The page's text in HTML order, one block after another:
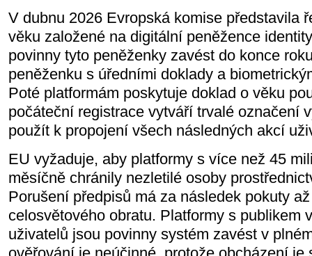
V dubnu 2026 Evropská komise představila
věku založené na digitální peněžence
povinny tyto peněženky zavést do konce
peněženku s úředními doklady a
Poté platformám poskytuje doklad o věku
počáteční registrace vytváří trvalé označení
použít k propojení všech následných akcí
EU vyžaduje, aby platformy s více než 45
měsíčně chránily nezletilé osoby
Porušení předpisů má za následek pokuty
celosvětového obratu. Platformy s publikem
uživatelů jsou povinny systém zavést v